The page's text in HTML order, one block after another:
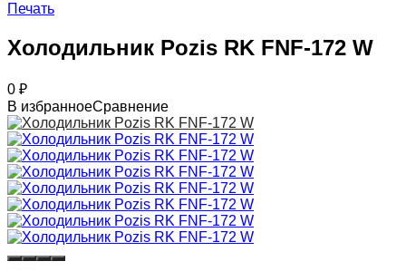
Печать
Холодильник Pozis RK FNF-172 W
0 ₽
В избранноеСравнение